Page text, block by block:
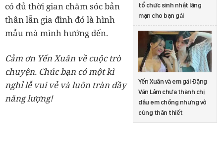
tổ chức sinh nhật lãng
mạn cho bạn gái
Yến Xuân và em gái Đặng
Văn Lâm chưa thành chị
dâu em chồng nhưng vô
cùng thân thiết
có đủ thời gian chăm sóc bản
thân lẫn gia đình đó là hình
mẫu mà mình hướng đến.
Cảm ơn Yến Xuân về cuộc trò
chuyện. Chúc bạn có một kì
nghỉ lễ vui vẻ và luôn tràn đầy
năng lượng!